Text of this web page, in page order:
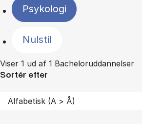
Psykologi
Nulstil
Viser 1 ud af 1 Bacheloruddannelser
Sortér efter